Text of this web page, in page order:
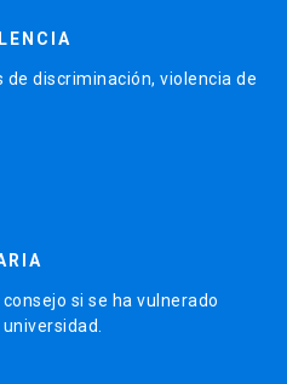
discriminación, violencia de
si se ha vulnerado